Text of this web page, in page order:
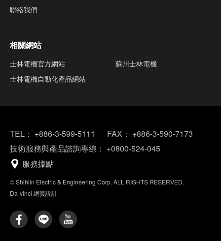
聯絡我們
相關網站
士林電機官方網站
蘇州士林電機
士林電機自動化產品網站
TEL： +886-3-599-5111 FAX： +886-3-590-7173
技術服務與產品諮詢專線： +0800-524-045
服務據點
© Shihlin Electric & Engineering Corp. ALL RIGHTS RESERVED.
Da-vinci 網頁設計